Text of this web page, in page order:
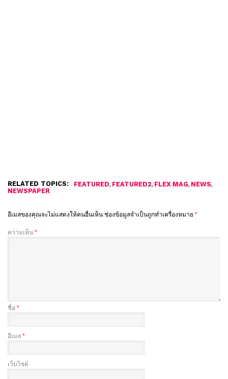
RELATED TOPICS: FEATURED, FEATURED2, FLEX MAG, NEWS,
NEWSPAPER
อีเมลของคุณจะไม่แสดงให้คนอื่นเห็น ช่องข้อมูลจำเป็นถูกทำเครื่องหมาย *
ความเห็น *
ชื่อ *
อีเมล *
เว็บไซต์